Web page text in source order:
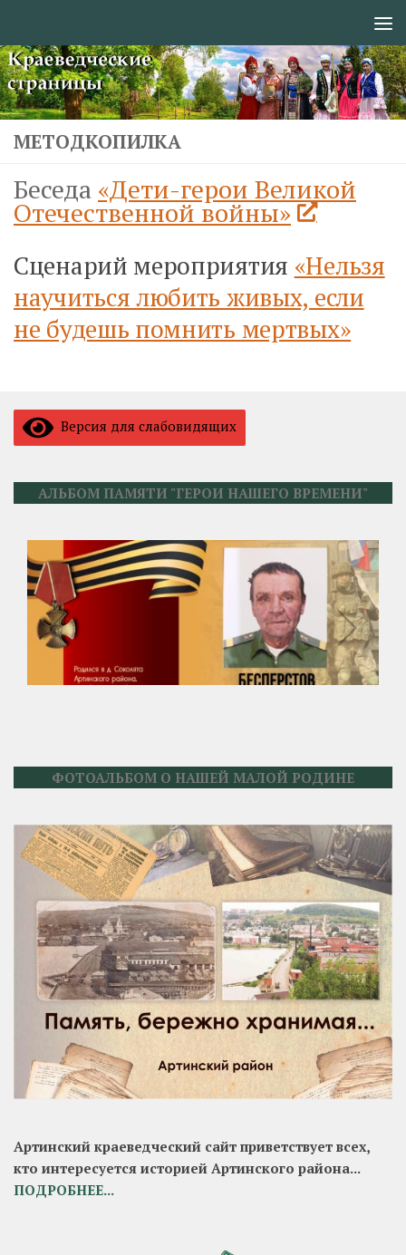
МЕТОДКОПИЛКА
Беседа «Дети-герои Великой
Отечественной войны»
Сценарий мероприятия «Нельзя
научиться любить живых, если
не будешь помнить мертвых»
Версия для слабовидящих
АЛЬБОМ ПАМЯТИ "ГЕРОИ НАШЕГО ВРЕМЕНИ"
ФОТОАЛЬБОМ О НАШЕЙ МАЛОЙ РОДИНЕ
Артинский краеведческий сайт приветствует всех,
кто интересуется историей Артинского района...
ПОДРОБНЕЕ...